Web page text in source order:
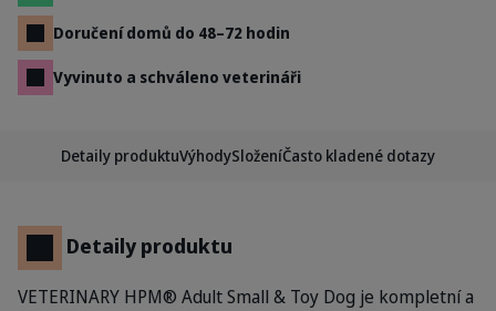
Doručení domů do 48–72 hodin
Vyvinuto a schváleno veterináři
Detaily produktuVýhodySloženíČasto kladené dotazy
Detaily produktu
VETERINARY HPM® Adult Small & Toy Dog je kompletní a